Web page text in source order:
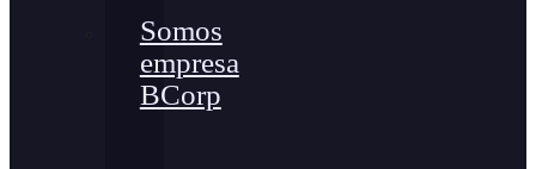
Somos
empresa
BCorp